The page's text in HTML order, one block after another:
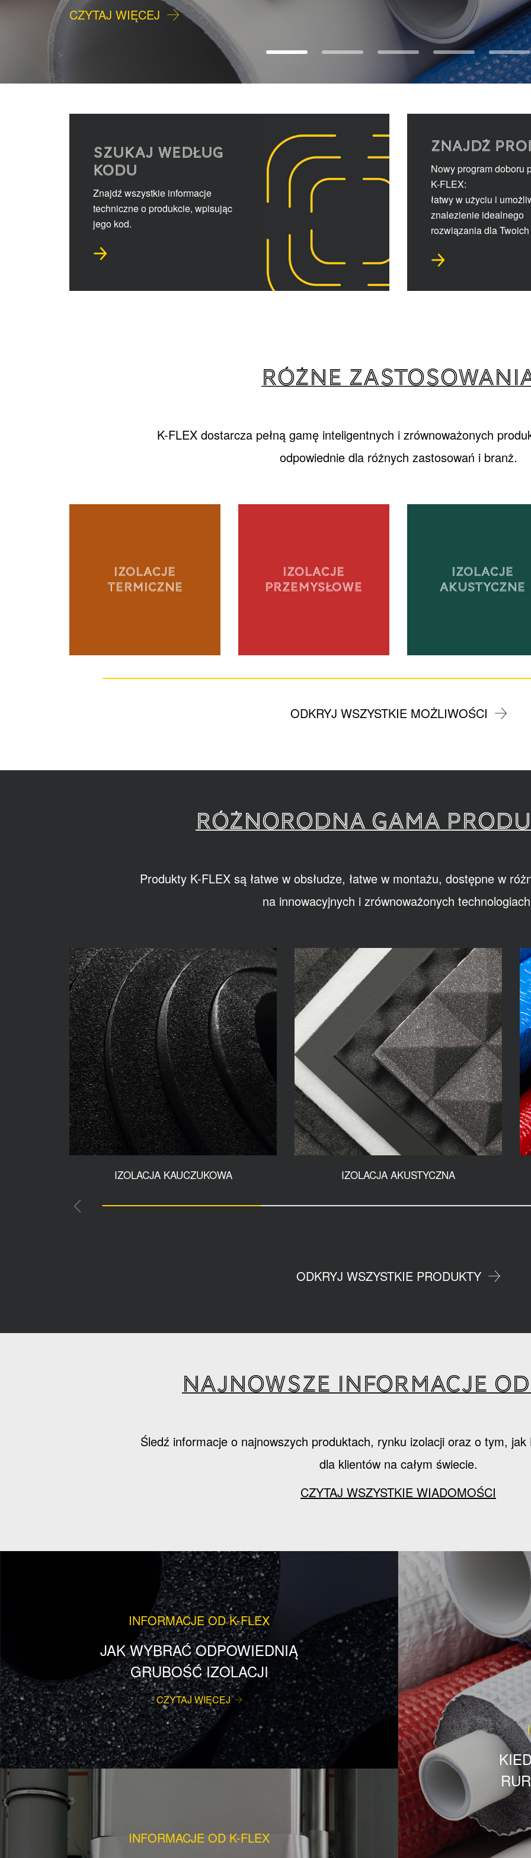
CZYTAJ WIĘCEJ
SZUKAJ WEDŁUG
KODU
Znajdź wszystkie informacje
techniczne o produkcie, wpisując
jego kod.
ZNAJDŹ
Nowy program doboru
K-FLEX:
łatwy w użyciu i
znalezienie idealnego
rozwiązania dla
RÓŻNE
K-FLEX dostarcza pełną gamę inteligentnych i zrównoważonych
odpowiednie dla różnych zastosowań i branż.
IZOLACJE
TERMICZNE
IZOLACJE
PRZEMYSŁOWE
IZOLACJE
AKUSTYCZNE
ODKRYJ WSZYSTKIE MOŻLIWOŚCI
RÓŻNORODNA GAMA
Produkty K-FLEX są łatwe w obsłudze, łatwe w montażu, dostępne w
na innowacyjnych i zrównoważonych
IZOLACJA KAUCZUKOWA IZOLACJA AKUSTYCZNA
ODKRYJ WSZYSTKIE PRODUKTY
Najnowsze informacje od
Śledź informacje o najnowszych produktach, rynku izolacji oraz o tym, jak
dla klientów na całym świecie.
CZYTAJ WSZYSTKIE WIADOMOŚCI
INFORMACJE OD K-FLEX
JAK WYBRAĆ ODPOWIEDNIĄ
GRUBOŚĆ IZOLACJI
CZYTAJ WIĘCEJ
INFORMACJE OD K-FLEX